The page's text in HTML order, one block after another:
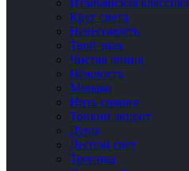
Круг света
Невесомость
Твой знак
Чистая линия
Нежность
Монако
Нить сияния
Тонкий акцент
Душа
Лесной свет
Тропика